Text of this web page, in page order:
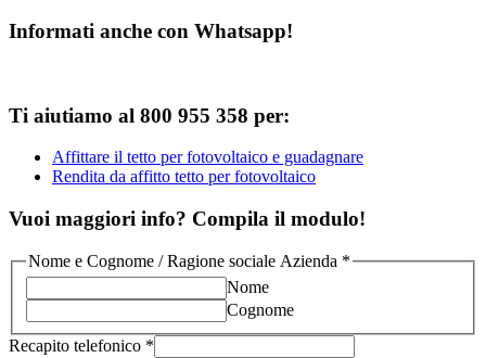
Informati anche con Whatsapp!
Ti aiutiamo al 800 955 358 per:
Affittare il tetto per fotovoltaico e guadagnare
Rendita da affitto tetto per fotovoltaico
Vuoi maggiori info? Compila il modulo!
Nome e Cognome / Ragione sociale Azienda *
Nome
Cognome
Recapito telefonico *